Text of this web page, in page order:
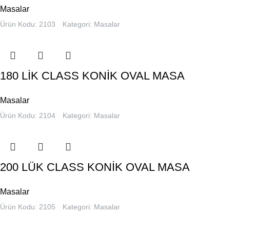
Masalar
Ürün Kodu: 2103 Kategori: Masalar
180 LİK CLASS KONİK OVAL MASA
Masalar
Ürün Kodu: 2104 Kategori: Masalar
200 LÜK CLASS KONİK OVAL MASA
Masalar
Ürün Kodu: 2105 Kategori: Masalar